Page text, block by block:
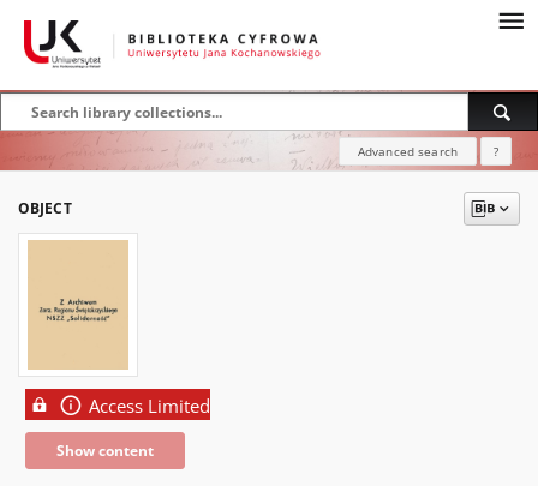
Advanced search ?
OBJECT
Access Limited
Show content